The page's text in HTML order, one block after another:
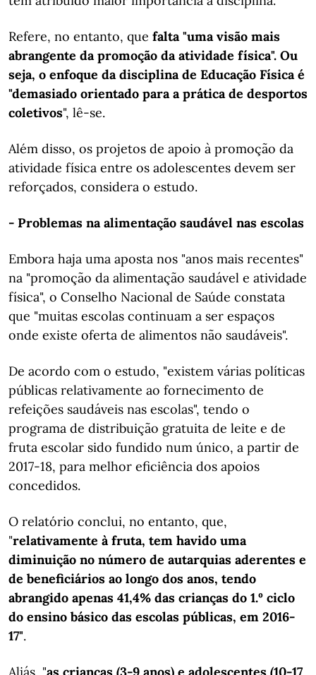
Refere, no entanto, que falta "uma visão mais
abrangente da promoção da atividade física". Ou
seja, o enfoque da disciplina de Educação Física é
"demasiado orientado para a prática de desportos
coletivos", lê-se.
Além disso, os projetos de apoio à promoção da
atividade física entre os adolescentes devem ser
reforçados, considera o estudo.
- Problemas na alimentação saudável nas escolas
Embora haja uma aposta nos "anos mais recentes"
na "promoção da alimentação saudável e atividade
física", o Conselho Nacional de Saúde constata
que "muitas escolas continuam a ser espaços
onde existe oferta de alimentos não saudáveis".
De acordo com o estudo, "existem várias políticas
públicas relativamente ao fornecimento de
refeições saudáveis nas escolas", tendo o
programa de distribuição gratuita de leite e de
fruta escolar sido fundido num único, a partir de
2017-18, para melhor eficiência dos apoios
concedidos.
O relatório conclui, no entanto, que,
"relativamente à fruta, tem havido uma
diminuição no número de autarquias aderentes e
de beneficiários ao longo dos anos, tendo
abrangido apenas 41,4% das crianças do 1.º ciclo
do ensino básico das escolas públicas, em 2016-
17".